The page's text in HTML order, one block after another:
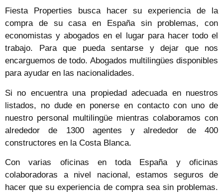
Fiesta Properties busca hacer su experiencia de la
compra de su casa en España sin problemas, con
economistas y abogados en el lugar para hacer todo el
trabajo. Para que pueda sentarse y dejar que nos
encarguemos de todo. Abogados multilingües disponibles
para ayudar en las nacionalidades.
Si no encuentra una propiedad adecuada en nuestros
listados, no dude en ponerse en contacto con uno de
nuestro personal multilingüe mientras colaboramos con
alrededor de 1300 agentes y alrededor de 400
constructores en la Costa Blanca.
Con varias oficinas en toda España y oficinas
colaboradoras a nivel nacional, estamos seguros de
hacer que su experiencia de compra sea sin problemas.